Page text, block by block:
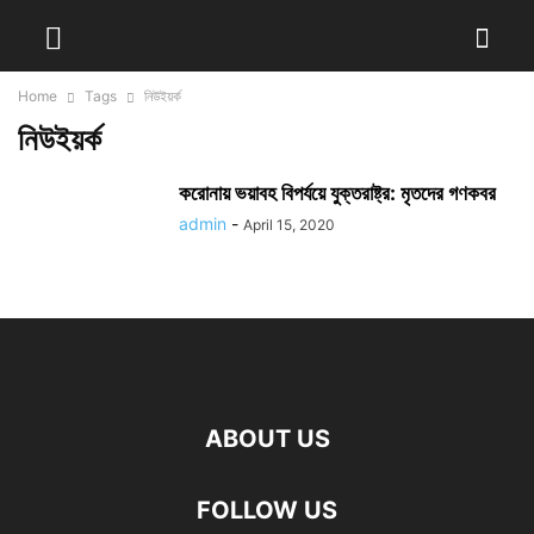
Home Tags নিউইয়র্ক
নিউইয়র্ক
করোনায় ভয়াবহ বিপর্যয়ে যুক্তরাষ্ট্র: মৃতদের গণকবর
admin - April 15, 2020
ABOUT US
FOLLOW US